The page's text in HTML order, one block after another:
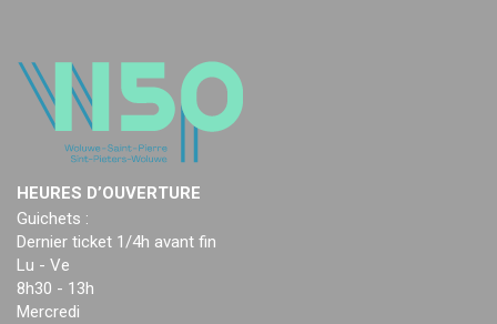
HEURES D’OUVERTURE
Guichets :
Dernier ticket 1/4h avant fin
Lu - Ve
8h30 - 13h
Mercredi